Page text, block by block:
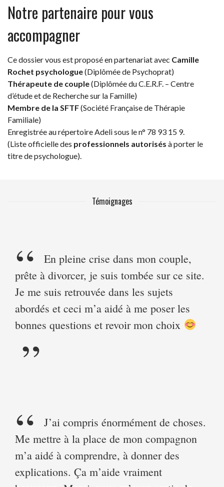
Notre partenaire pour vous
accompagner
Ce dossier vous est proposé en partenariat avec Camille
Rochet psychologue(Diplômée de Psychoprat)
Thérapeute de couple(Diplômée du C.E.R.F. – Centre
d’étude et de Recherche sur la Famille)
Membre de la SFTF(Société Française de Thérapie
Familiale)
Enregistrée au répertoire Adeli sous le n° 78 93 15 9.
(Liste officielle des professionnels autorisés à porter le
titre de psychologue).
Témoignages
En pleine crise dans mon couple,
prête à divorcer, je suis tombée sur ce site.
Je me suis retrouvée dans les sujets
abordés et ceci m’a aidé à me poser les
bonnes questions et revoir mon choix
J’ai compris énormément de choses.
Me mettre à la place de mon compagnon
m’a aidé à comprendre, à donner des
explications. Ça m’aide vraiment